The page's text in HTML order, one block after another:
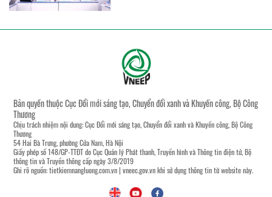
Bản quyền thuộc Cục Đổi mới sáng tạo, Chuyển đổi xanh và Khuyến công, Bộ Công
Thương
Chịu trách nhiệm nội dung: Cục Đổi mới sáng tạo, Chuyển đổi xanh và Khuyến công, Bộ Công
Thương
54 Hai Bà Trưng, phường Cửa Nam, Hà Nội
Giấy phép số 148/GP-TTĐT do Cục Quản lý Phát thanh, Truyền hình và Thông tin điện tử, Bộ
thông tin và Truyền thông cấp ngày 3/8/2019
Ghi rõ nguồn:tietkiemnangluong.com.vn| vneec.gov.vnkhi sử dụng thông tin từ website này.